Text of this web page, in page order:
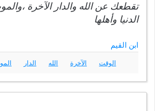
تقطعك عن الله والدار الآخرة
الدنيا وأهلها
ابن القيم
الوقت الآخرة الله الدار